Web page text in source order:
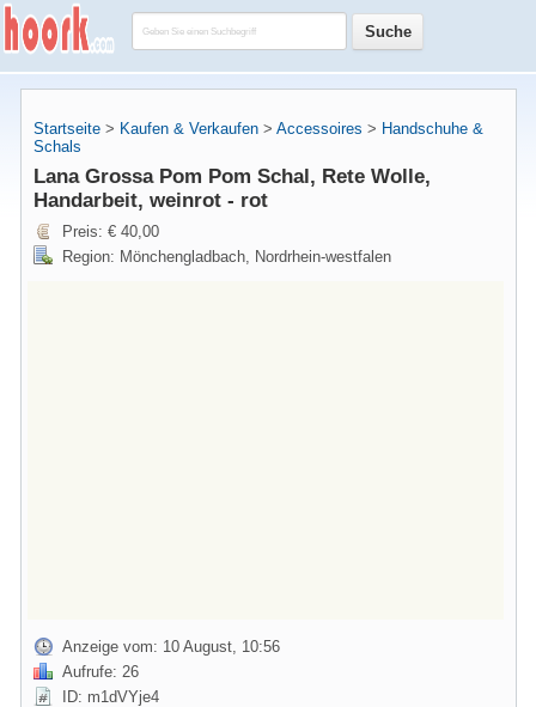
Startseite > Kaufen & Verkaufen > Accessoires > Handschuhe &
Schals
Lana Grossa Pom Pom Schal, Rete Wolle,
Handarbeit, weinrot - rot
Preis: € 40,00
Region: Mönchengladbach, Nordrhein-westfalen
Anzeige vom: 10 August, 10:56
Aufrufe: 26
ID: m1dVYje4